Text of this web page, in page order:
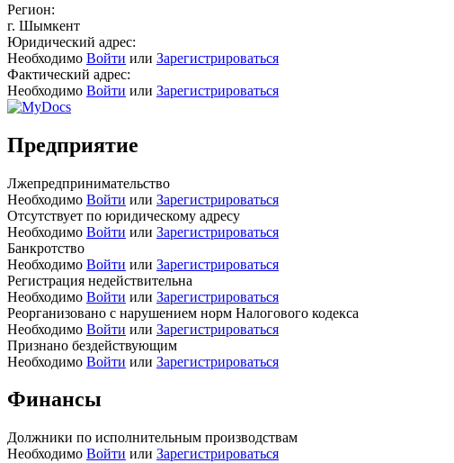
Регион:
г. Шымкент
Юридический адрес:
Необходимо Войти или Зарегистрироваться
Фактический адрес:
Необходимо Войти или Зарегистрироваться
Предприятие
Лжепредпринимательство
Необходимо Войти или Зарегистрироваться
Отсутствует по юридическому адресу
Необходимо Войти или Зарегистрироваться
Банкротство
Необходимо Войти или Зарегистрироваться
Регистрация недействительна
Необходимо Войти или Зарегистрироваться
Реорганизовано с нарушением норм Налогового кодекса
Необходимо Войти или Зарегистрироваться
Признано бездействующим
Необходимо Войти или Зарегистрироваться
Финансы
Должники по исполнительным производствам
Необходимо Войти или Зарегистрироваться